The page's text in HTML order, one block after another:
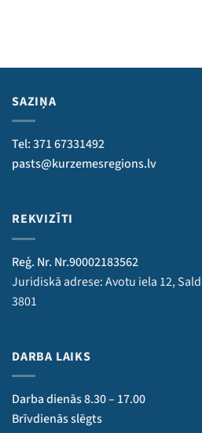
SAZIŅA
Tel: 371 67331492
pasts@kurzemesregions.lv
REKVIZĪTI
Reģ. Nr. Nr.90002183562
Juridiskā adrese: Avotu iela 12,
3801
DARBA LAIKS
Darba dienās 8.30 – 17.00
Brīvdienās slēgts